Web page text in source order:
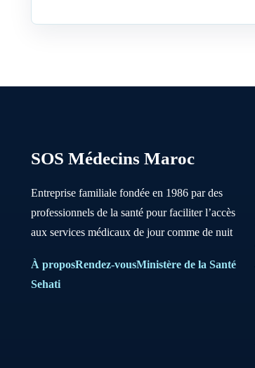
SOS Médecins Maroc
Entreprise familiale fondée en 1986 par des
professionnels de la santé pour faciliter l’accès
aux services médicaux de jour comme de nuit
À proposRendez-vousMinistère de la Santé
Sehati